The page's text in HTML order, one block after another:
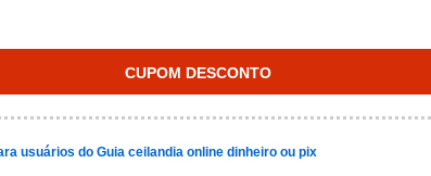
CUPOM DESCONTO
usuários do Guia ceilandia online dinheiro ou pix